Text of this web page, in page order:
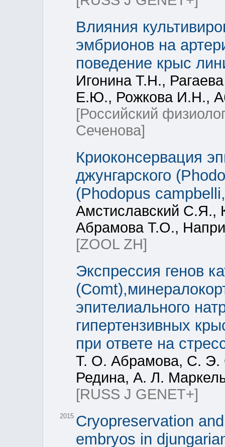
Влияния
эмбрионов на
поведение крыс
Игонина Т.Н.,
Е.Ю., Рожкова И.Н.,
[Российский
Сеченова]
Криоконсервация
джунгарского
(Phodopus
Амстиславский С.Я.,
Абрамова Т.О.,
[ZOOL ZH]
Экспрессия генов
эпителиального
гипертензивных
при ответе на
Т. О. Абрамова, С. Э.
Редина, А. Л.
[RUSS J GENET+]
2015 Cryopreservation
embryos in